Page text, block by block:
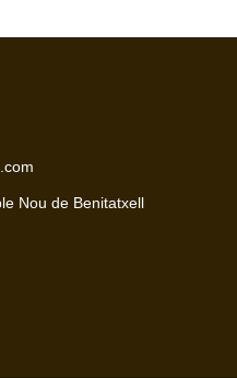
Nou de Benitatxell